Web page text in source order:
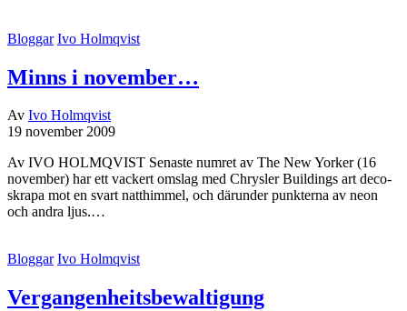
Bloggar Ivo Holmqvist
Minns i november…
Av Ivo Holmqvist
19 november 2009
Av IVO HOLMQVIST Senaste numret av The New Yorker (16
november) har ett vackert omslag med Chrysler Buildings art deco-
skrapa mot en svart natthimmel, och därunder punkterna av neon
och andra ljus.…
Bloggar Ivo Holmqvist
Vergangenheitsbewaltigung